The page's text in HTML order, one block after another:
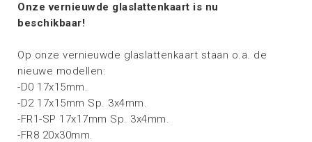
Onze vernieuwde glaslattenkaart is nu
beschikbaar!
Op onze vernieuwde glaslattenkaart staan o.a. de
nieuwe modellen:
-D0 17x15mm.
-D2 17x15mm Sp. 3x4mm.
-FR1-SP 17x17mm Sp. 3x4mm.
-FR8 20x30mm.